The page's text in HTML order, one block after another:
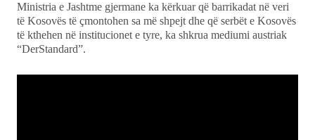
Ministria e Jashtme gjermane ka kërkuar që barrikadat në veri
të Kosovës të çmontohen sa më shpejt dhe që serbët e Kosovës
të kthehen në institucionet e tyre, ka shkrua mediumi austriak
“DerStandard”.